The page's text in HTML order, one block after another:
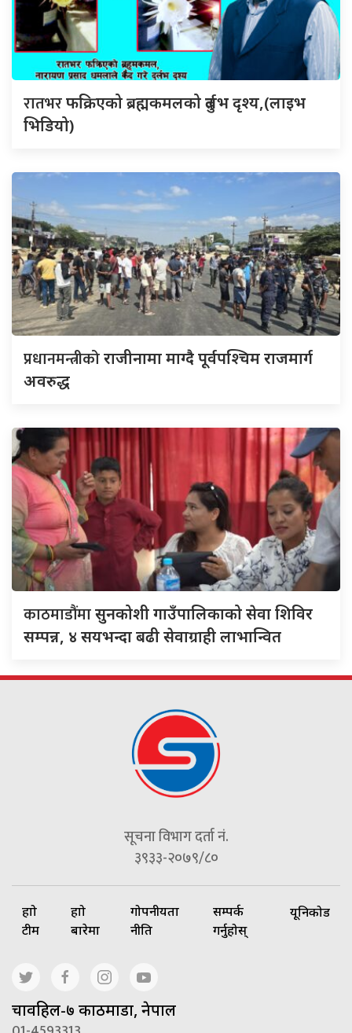
रातभरफक्रिएको ब्रह्मकमलको दुर्लभ दृश्य,(लाइभ
भिडियो)
प्रधानमन्त्रीकोराजीनामा माग्दै पूर्वपश्चिम राजमार्ग
अवरुद्ध
काठमाडौंमासुनकोशी गाउँपालिकाको सेवा शिविर
सम्पन्न, ४ सयभन्दा बढी सेवाग्राही लाभान्वित
सूचना विभाग दर्ता नं.
३९३३-२०७९/८०
हाम्रो
टीम
हाम्रो
बारेमा
गोपनीयता
नीति
सम्पर्क
गर्नुहोस्
यूनिकोड
चावहिल-७ काठमाडौं, नेपाल